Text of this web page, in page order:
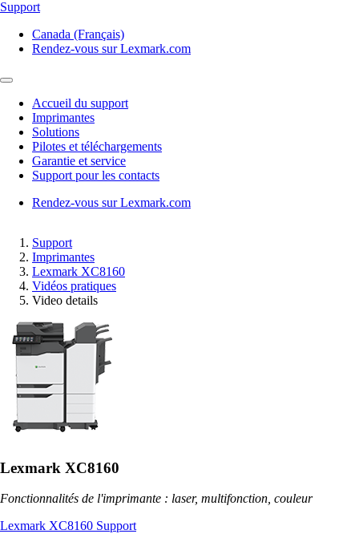
Support
Canada (Français)
Rendez-vous sur Lexmark.com
Accueil du support
Imprimantes
Solutions
Pilotes et téléchargements
Garantie et service
Support pour les contacts
Rendez-vous sur Lexmark.com
Support
Imprimantes
Lexmark XC8160
Vidéos pratiques
Video details
Lexmark XC8160
Fonctionnalités de l'imprimante : laser, multifonction, couleur
Lexmark XC8160 Support